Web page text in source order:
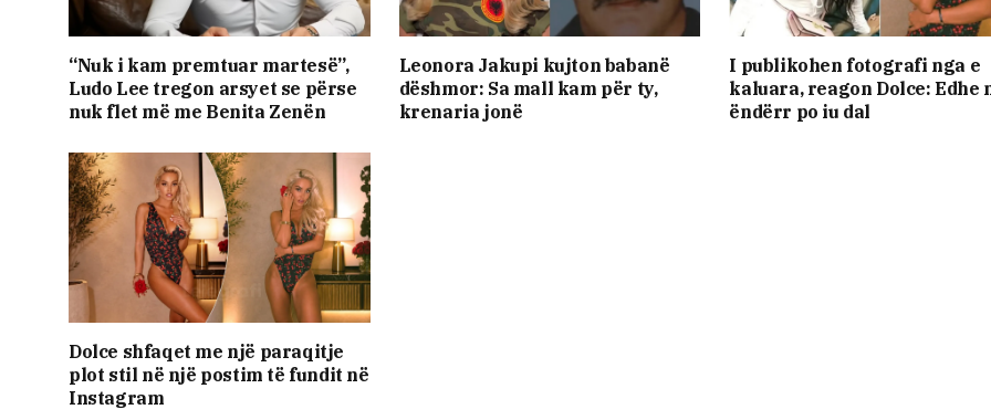
“Nuk i kam premtuar martesë”,
Ludo Lee tregon arsyet se përse
nuk flet më me Benita Zenën
Leonora Jakupi kujton babanë
dëshmor: Sa mall kam për ty,
krenaria jonë
I publikohen fotografi nga e
kaluara, reagon Dolce: Edhe
ëndërr po iu dal
Dolce shfaqet me një paraqitje
plot stil në një postim të fundit në
Instagram